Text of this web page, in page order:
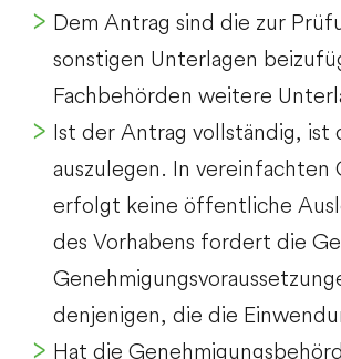
Dem Antrag sind die zur
sonstigen Unterlagen
Fachbehörden weitere
Ist der Antrag vollständig, ist
auszulegen. In
erfolgt keine öffentliche
des Vorhabens fordert die
denjenigen, die die
Hat die